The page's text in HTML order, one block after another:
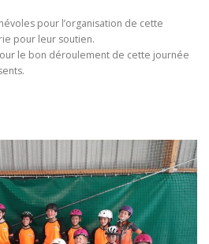
pour l’organisation de cette
pour leur soutien.
le bon déroulement de cette journée